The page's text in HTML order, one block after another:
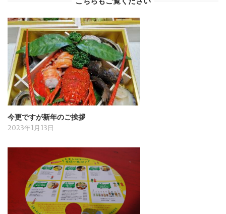
今更ですが新年のご挨拶
2023年1月13日